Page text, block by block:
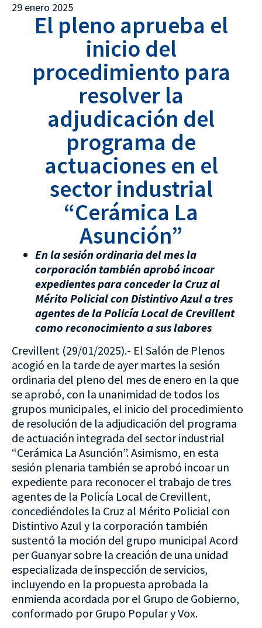
29 enero 2025
El pleno aprueba el
inicio del
procedimiento para
resolver la
adjudicación del
programa de
actuaciones en el
sector industrial
“Cerámica La
Asunción”
En la sesión ordinaria del mes la
corporación también aprobó incoar
expedientes para conceder la Cruz al
Mérito Policial con Distintivo Azul a tres
agentes de la Policía Local de Crevillent
como reconocimiento a sus labores
Crevillent (29/01/2025).- El Salón de Plenos
acogió en la tarde de ayer martes la sesión
ordinaria del pleno del mes de enero en la que
se aprobó, con la unanimidad de todos los
grupos municipales, el inicio del procedimiento
de resolución de la adjudicación del programa
de actuación integrada del sector industrial
“Cerámica La Asunción”. Asimismo, en esta
sesión plenaria también se aprobó incoar un
expediente para reconocer el trabajo de tres
agentes de la Policía Local de Crevillent,
concediéndoles la Cruz al Mérito Policial con
Distintivo Azul y la corporación también
sustentó la moción del grupo municipal Acord
per Guanyar sobre la creación de una unidad
especializada de inspección de servicios,
incluyendo en la propuesta aprobada la
enmienda acordada por el Grupo de Gobierno,
conformado por Grupo Popular y Vox.